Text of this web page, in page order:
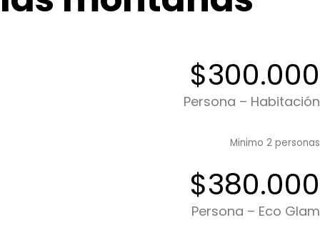
$300.000
Persona – Habitación
Minimo 2 personas
$380.000
Persona – Eco Glam